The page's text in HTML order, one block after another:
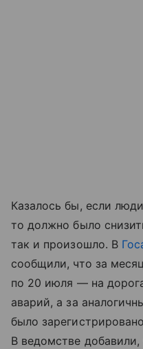
Казалось бы, если
то должно было
так и произошло. В
сообщили, что за
по 20 июля — на
аварий, а за
было
В ведомстве